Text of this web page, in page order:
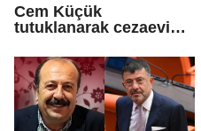
Cem Küçük
tutuklanarak cezaevine